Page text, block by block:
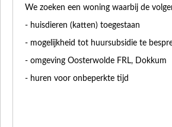
We zoeken een woning waarbij de
- huisdieren (katten) toegestaan
- mogelijkheid tot huursubsidie te
- omgeving Oosterwolde FRL, Dokkum
- huren voor onbeperkte tijd